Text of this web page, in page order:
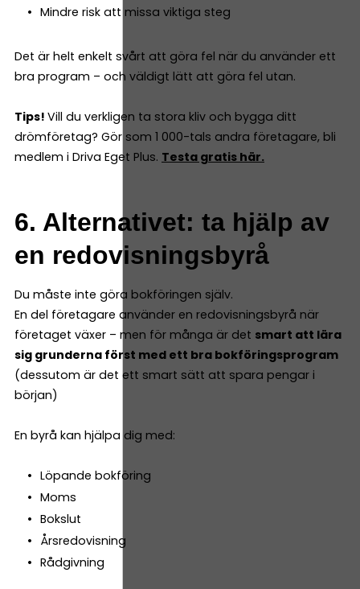
Mindre risk att missa viktiga steg
Det är helt enkelt svårt att göra fel när du använder ett
bra program – och väldigt lätt att göra fel utan.
Tips! Vill du verkligen ta stora kliv och bygga ditt
drömföretag? Gör som 1 000-tals andra företagare, bli
medlem i Driva Eget Plus. Testa gratis här.
6. Alternativet: ta hjälp av
en redovisningsbyrå
Du måste inte göra bokföringen själv.
En del företagare använder en redovisningsbyrå när
företaget växer – men för många är det smart att lära
sig grunderna först med ett bra bokföringsprogram
(dessutom är det ett smart sätt att spara pengar i
början)
En byrå kan hjälpa dig med:
Löpande bokföring
Moms
Bokslut
Årsredovisning
Rådgivning